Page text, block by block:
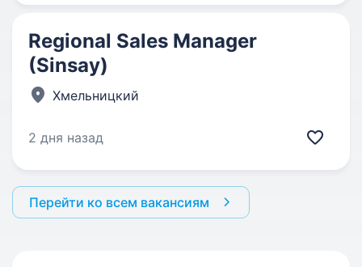
Regional Sales Manager
(Sinsay)
Хмельницкий
2 дня назад
Перейти ко всем вакансиям